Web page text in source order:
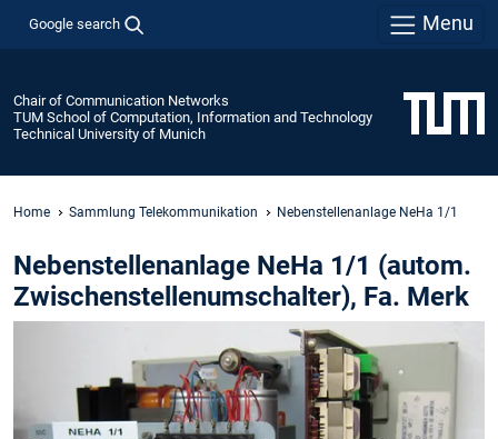
Google search Menu
Chair of Communication Networks
TUM School of Computation, Information and Technology
Technical University of Munich
Home Sammlung Telekommunikation Nebenstellenanlage NeHa 1/1
Nebenstellenanlage NeHa 1/1 (autom.
Zwischenstellenumschalter), Fa. Merk